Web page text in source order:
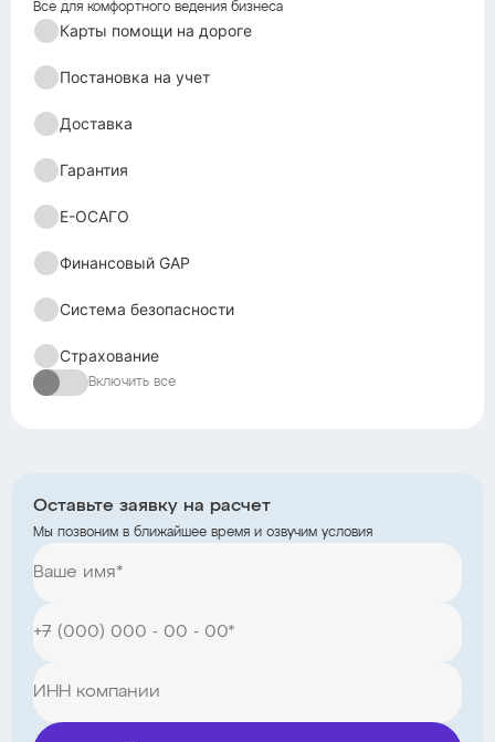
Все для комфортного ведения бизнеса
Карты помощи на дороге
Постановка на учет
Доставка
Гарантия
Е-ОСАГО
Финансовый GAP
Система безопасности
Страхование
Включить все
Оставьте заявку на расчет
Мы позвоним в ближайшее время и озвучим условия